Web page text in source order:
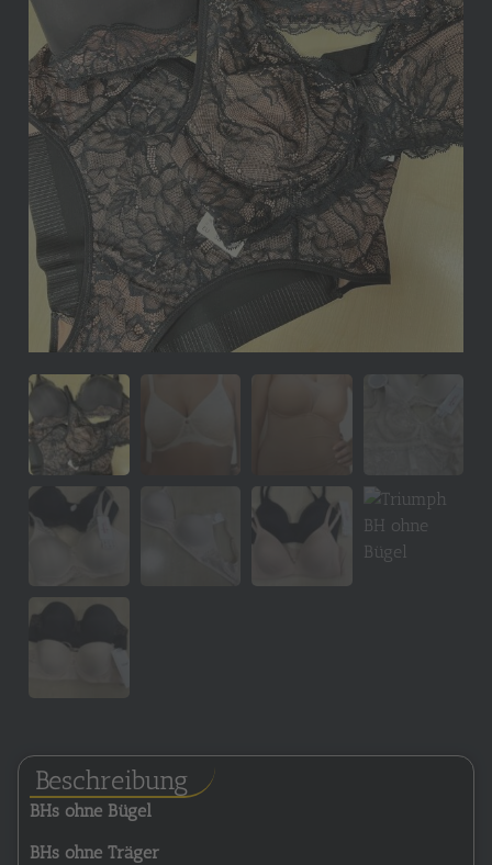
Beschreibung
BHs ohne Bügel
BHs ohne Träger